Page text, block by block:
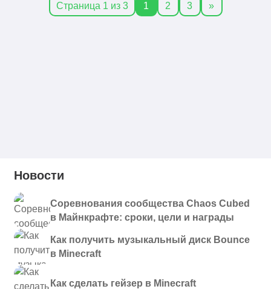
Страница 1 из 3 1 2 3 »
Новости
Соревнования сообщества Chaos Cubed
в Майнкрафте: сроки, цели и награды
Как получить музыкальный диск Bounce
в Minecraft
Как сделать гейзер в Minecraft